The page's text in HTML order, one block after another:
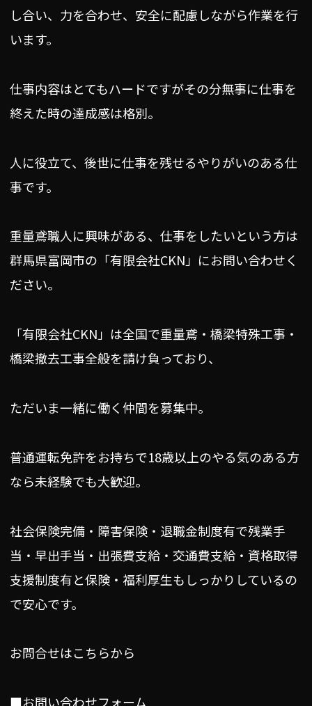
し合い、力を合わせ、安全に配慮しながら作業を行
います。
仕事内容はとてもハードですがその分無事に仕事を
終えた時の達成感は格別。
人に役立て、後世に仕事を残せるやりがいのある仕
事です。
重量鳶職人に興味がある、仕事をしたいという方は
群馬県富岡市の「有限会社CKN」にお問い合わせく
ださい。
「有限会社CKN」は全国で重量鳶・橋梁特殊工事・
橋梁撤去工事全般を請け負っており、
ただいま一緒に働く仲間を募集中。
普通運転免許をお持ちで18歳以上のやる気のある方
なら未経験でも大歓迎。
社会保険完備・障害保険・退職金制度有で残業手
当・早出手当・出張費支給・交通費支給・資格取得
支援制度有と保険・福利厚生もしっかりしているの
で安心です。
お問合せはこちらから
■お問い合わせフォーム